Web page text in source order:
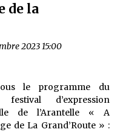
de la
2023 15:00
le programme du
festival d’expression
de l’Arantelle « A
de La Grand’Route » :